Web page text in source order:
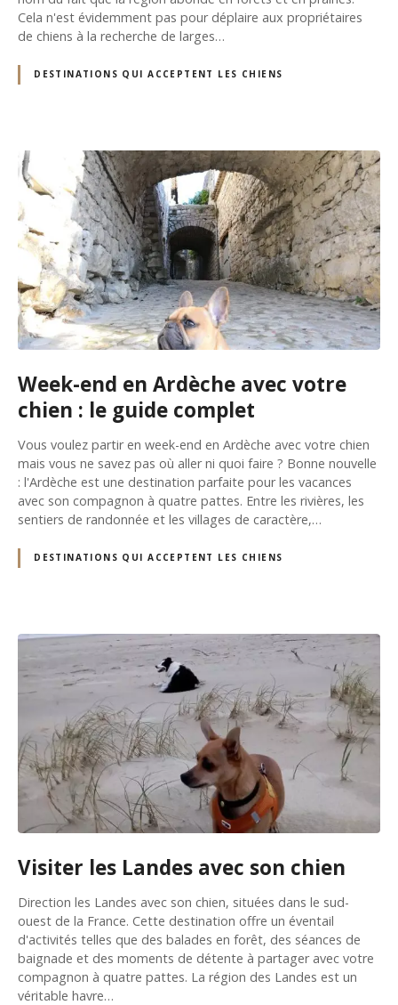
Cela n'est évidemment pas pour déplaire aux propriétaires
de chiens à la recherche de larges…
DESTINATIONS QUI ACCEPTENT LES CHIENS
Week-end en Ardèche avec votre
chien : le guide complet
Vous voulez partir en week-end en Ardèche avec votre chien
mais vous ne savez pas où aller ni quoi faire ? Bonne nouvelle
: l'Ardèche est une destination parfaite pour les vacances
avec son compagnon à quatre pattes. Entre les rivières, les
sentiers de randonnée et les villages de caractère,…
DESTINATIONS QUI ACCEPTENT LES CHIENS
Visiter les Landes avec son chien
Direction les Landes avec son chien, situées dans le sud-
ouest de la France. Cette destination offre un éventail
d'activités telles que des balades en forêt, des séances de
baignade et des moments de détente à partager avec votre
compagnon à quatre pattes. La région des Landes est un
véritable havre…